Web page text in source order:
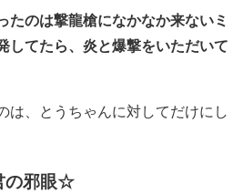
たのは撃龍槍になかなか来ないミ
してたら、炎と爆撃をいただいて
は、とうちゃんに対してだけにし
の邪眼☆